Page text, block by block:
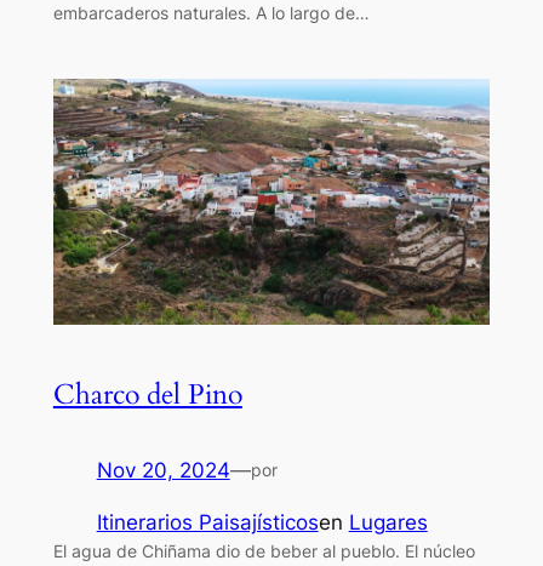
embarcaderos naturales. A lo largo de…
Charco del Pino
Nov 20, 2024—por
Itinerarios Paisajísticosen Lugares
El agua de Chiñama dio de beber al pueblo. El núcleo